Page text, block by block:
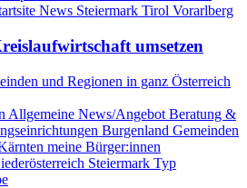
News Steiermark Tirol Vorarlberg
umsetzen
und Regionen in ganz Österreich
Allgemeine News/Angebot Beratung &
Burgenland Gemeinden
meine Bürger:innen
Steiermark Typ